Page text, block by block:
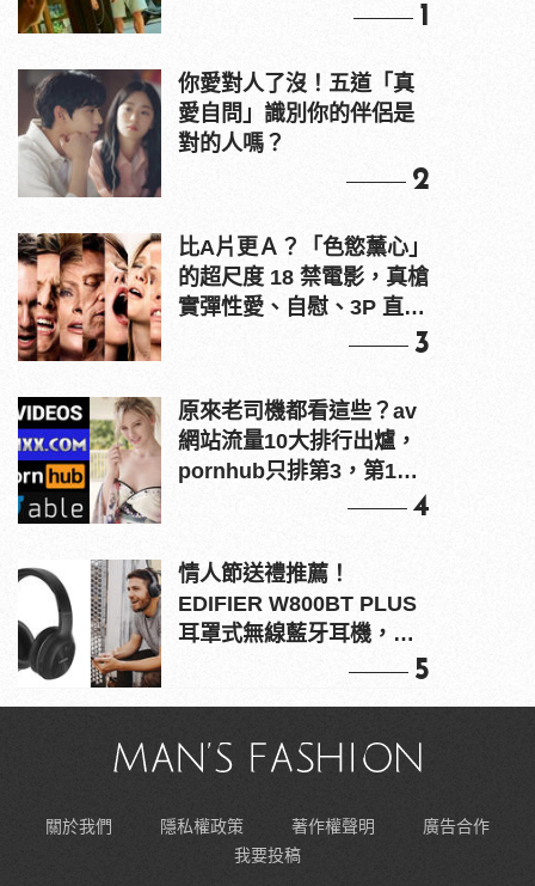
1
你愛對人了沒！五道「真
愛自問」識別你的伴侶是
對的人嗎？
2
比A片更Ａ？「色慾薰心」
的超尺度 18 禁電影，真槍
實彈性愛、自慰、3P 直接
3
原來老司機都看這些？av
網站流量10大排行出爐，
pornhub只排第3，第1名
4
情人節送禮推薦！
EDIFIER W800BT PLUS
耳罩式無線藍牙耳機，在
5
關於我們 隱私權政策 著作權聲明
廣告合作
我要投稿